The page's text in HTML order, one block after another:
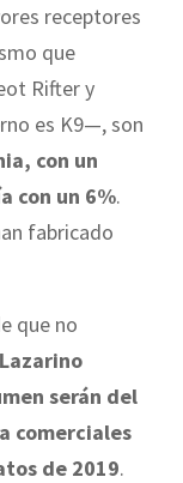
receptores
que
Rifter y
es K9—, son
con un
con un 6%.
fabricado
que no
Lazarino
serán del
comerciales
de 2019.